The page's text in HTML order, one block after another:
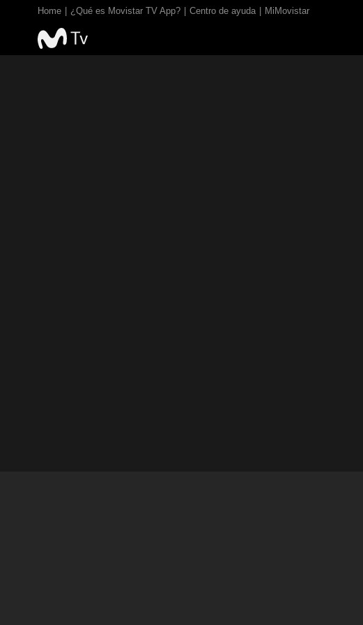
Home ¿Qué es Movistar TV App? Centro de ayuda MiMovistar